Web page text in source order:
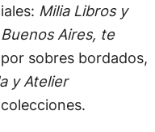
Milia Libros y
Buenos Aires, te
sobres bordados,
y Atelier